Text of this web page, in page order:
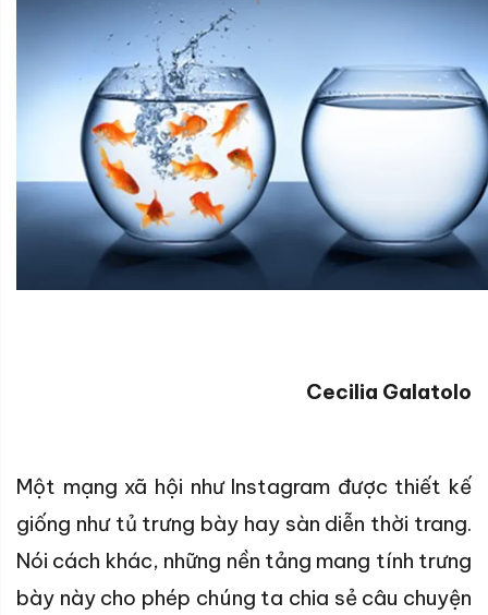
Cecilia Galatolo
Một mạng xã hội như Instagram được thiết kế
giống như tủ trưng bày hay sàn diễn thời trang.
Nói cách khác, những nền tảng mang tính trưng
bày này cho phép chúng ta chia sẻ câu chuyện